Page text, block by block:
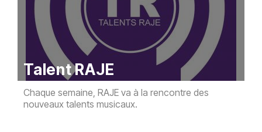
Talent RAJE
Chaque semaine, RAJE va à la rencontre des
nouveaux talents musicaux.